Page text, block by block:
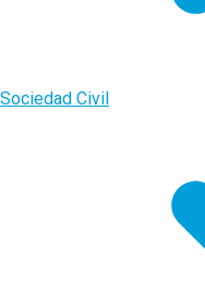
Sociedad Civil